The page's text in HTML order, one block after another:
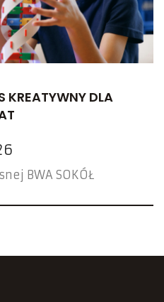
KREATYWNY DLA
BWA SOKÓŁ